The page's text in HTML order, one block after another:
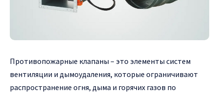
Противопожарные клапаны – это элементы систем
вентиляции и дымоудаления, которые ограничивают
распространение огня, дыма и горячих газов по